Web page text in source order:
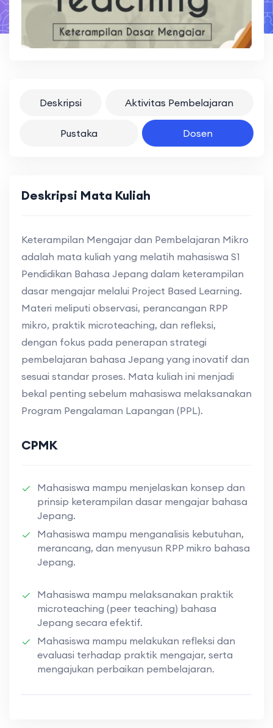
Deskripsi Aktivitas Pembelajaran
Pustaka Dosen
Deskripsi Mata Kuliah
Keterampilan Mengajar dan Pembelajaran Mikro
adalah mata kuliah yang melatih mahasiswa S1
Pendidikan Bahasa Jepang dalam keterampilan
dasar mengajar melalui Project Based Learning.
Materi meliputi observasi, perancangan RPP
mikro, praktik microteaching, dan refleksi,
dengan fokus pada penerapan strategi
pembelajaran bahasa Jepang yang inovatif dan
sesuai standar proses. Mata kuliah ini menjadi
bekal penting sebelum mahasiswa melaksanakan
Program Pengalaman Lapangan (PPL).
CPMK
Mahasiswa mampu menjelaskan konsep dan
prinsip keterampilan dasar mengajar bahasa
Jepang.
Mahasiswa mampu menganalisis kebutuhan,
merancang, dan menyusun RPP mikro bahasa
Jepang.
Mahasiswa mampu melaksanakan praktik
microteaching (peer teaching) bahasa
Jepang secara efektif.
Mahasiswa mampu melakukan refleksi dan
evaluasi terhadap praktik mengajar, serta
mengajukan perbaikan pembelajaran.